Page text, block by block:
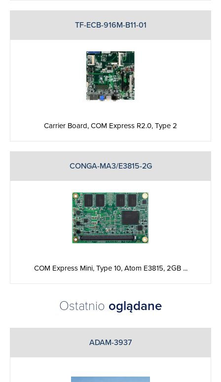
TF-ECB-916M-B11-01
Carrier Board, COM Express R2.0, Type 2
CONGA-MA3/E3815-2G
COM Express Mini, Type 10, Atom E3815, 2GB ...
Ostatnio oglądane
ADAM-3937